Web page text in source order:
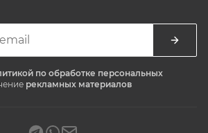
по обработке персональных
рекламных материалов